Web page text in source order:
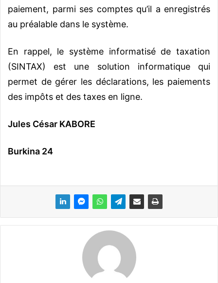
paiement, parmi ses comptes qu’il a enregistrés
au préalable dans le système.
En rappel, le système informatisé de taxation
(SINTAX) est une solution informatique qui
permet de gérer les déclarations, les paiements
des impôts et des taxes en ligne.
Jules César KABORE
Burkina 24